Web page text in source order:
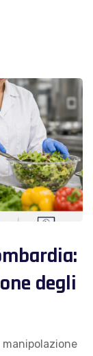
degli
manipolazione